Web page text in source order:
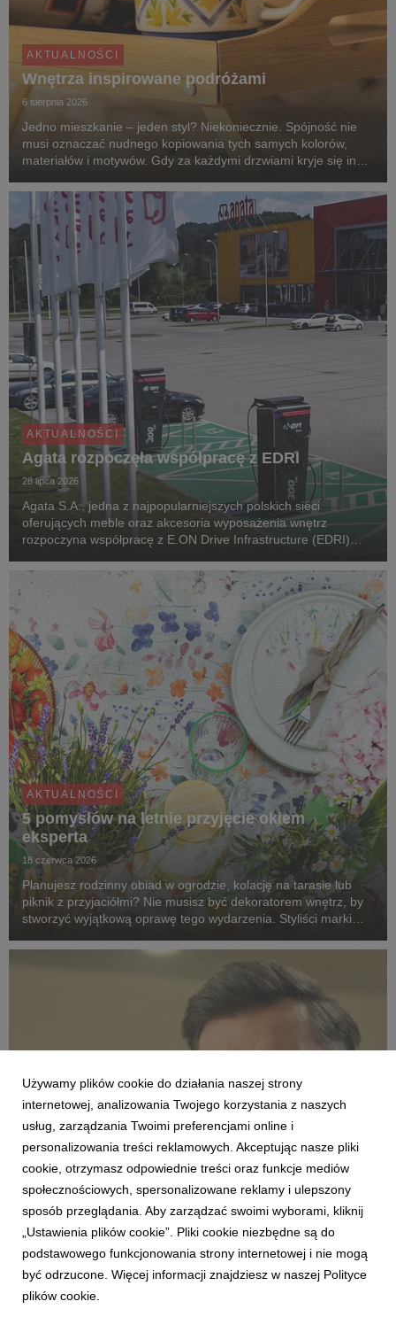
AKTUALNOŚCI
Wnętrza inspirowane podróżami
6 sierpnia 2026
Jedno mieszkanie – jeden styl? Niekoniecznie. Spójność nie
musi oznaczać nudnego kopiowania tych samych kolorów,
materiałów i motywów. Gdy za każdymi drzwiami kryje się inny
po różnych zakątkach świata. Zgodnie z...
AKTUALNOŚCI
Agata rozpoczęła współpracę z EDRI
28 lipca 2026
Agata S.A., jedna z najpopularniejszych polskich sieci
oferujących meble oraz akcesoria wyposażenia wnętrz
rozpoczyna współpracę z E.ON Drive Infrastructure (EDRI)
pojazdów elektrycznych. Jeszcze w tym roku, pr...
AKTUALNOŚCI
5 pomysłów na letnie przyjęcie okiem
eksperta
18 czerwca 2026
Planujesz rodzinny obiad w ogrodzie, kolację na tarasie lub
piknik z przyjaciółmi? Nie musisz być dekoratorem wnętrz, by
stworzyć wyjątkową oprawę tego wydarzenia. Styliści marki
zmienią zwykłe spotkanie na świeżym ...
AKTUALNOŚCI
Modne, stylowe, ładne – nie zawsze drogie.
Agata o różnych kategoriach cenowych
produktów w nowej reklamie
12 czerwca 2026
Percepcja wysokiej ceny nie zawsze jest zgodna z
rzeczywistością – szczególnie jeśli mowa o wystroju wnętrz. Do
tej znanej z życia sytuacji odwołuje się w najnowszej reklamie
Używamy plików cookie do działania naszej strony
internetowej, analizowania Twojego korzystania z naszych
usług, zarządzania Twoimi preferencjami online i
personalizowania treści reklamowych. Akceptując nasze pliki
cookie, otrzymasz odpowiednie treści oraz funkcje mediów
społecznościowych, spersonalizowane reklamy i ulepszony
sposób przeglądania. Aby zarządzać swoimi wyborami, kliknij
„Ustawienia plików cookie”. Pliki cookie niezbędne są do
podstawowego funkcjonowania strony internetowej i nie mogą
być odrzucone. Więcej informacji znajdziesz w naszej Polityce
plików cookie.